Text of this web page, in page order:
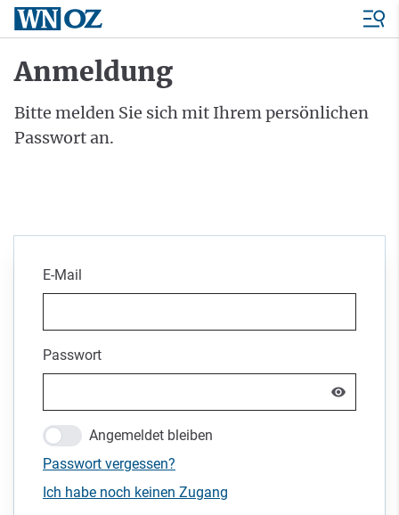
Anmeldung
Bitte melden Sie sich mit Ihrem persönlichen
Passwort an.
E-Mail
Passwort
Angemeldet bleiben
Passwort vergessen?
Ich habe noch keinen Zugang